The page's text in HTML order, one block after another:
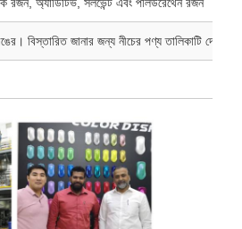
রজন, অ্যাডিটিভ, সলভেন্ট এবং পলিউরেথেন রজন
বিস্তারিত জানার জন্য নীচের পণ্য তালিকাটি দেখুন।